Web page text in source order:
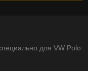
для VW Polo